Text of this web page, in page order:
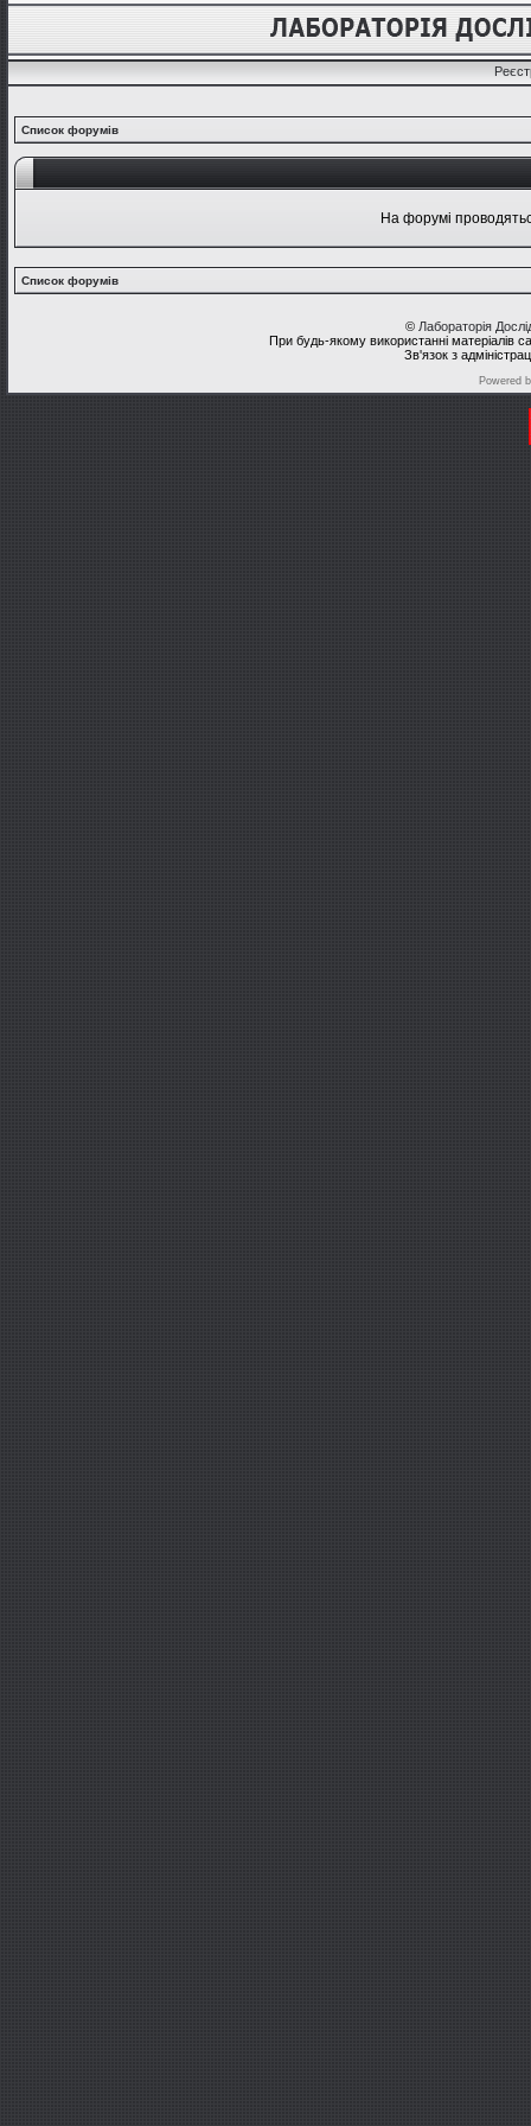
Список форумів
На форумі
Список форумів
© Лабораторія
При будь-якому використанні матеріалів
Зв'язок з
Powered